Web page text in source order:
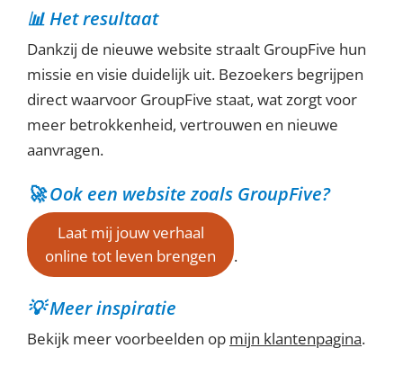
📊 Het resultaat
Dankzij de nieuwe website straalt GroupFive hun
missie en visie duidelijk uit. Bezoekers begrijpen
direct waarvoor GroupFive staat, wat zorgt voor
meer betrokkenheid, vertrouwen en nieuwe
aanvragen.
🚀 Ook een website zoals GroupFive?
Laat mij jouw verhaal
online tot leven brengen
.
💡 Meer inspiratie
Bekijk meer voorbeelden op mijn klantenpagina.